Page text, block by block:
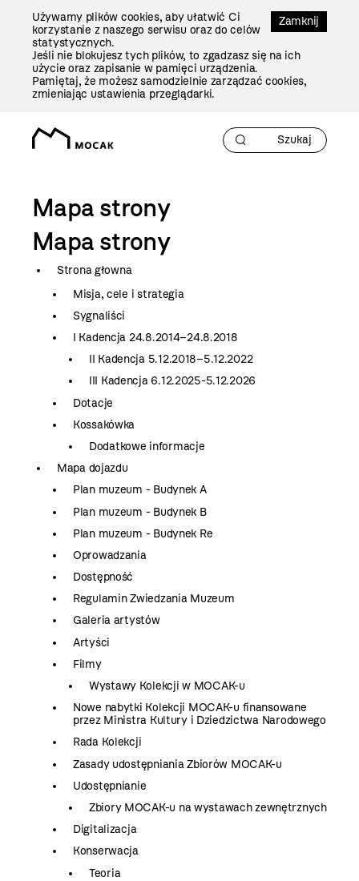
Zamknij
Używamy plików cookies, aby ułatwić Ci
korzystanie z naszego serwisu oraz do celów
statystycznych.
Jeśli nie blokujesz tych plików, to zgadzasz się na ich
użycie oraz zapisanie w pamięci urządzenia.
Pamiętaj, że możesz samodzielnie zarządzać cookies,
zmieniając ustawienia przeglądarki.
Mapa strony
Mapa strony
Strona głowna
Misja, cele i strategia
Sygnaliści
I Kadencja 24.8.2014–24.8.2018
II Kadencja 5.12.2018–5.12.2022
III Kadencja 6.12.2025-5.12.2026
Dotacje
Kossakówka
Dodatkowe informacje
Mapa dojazdu
Plan muzeum - Budynek A
Plan muzeum - Budynek B
Plan muzeum - Budynek Re
Oprowadzania
Dostępność
Regulamin Zwiedzania Muzeum
Galeria artystów
Artyści
Filmy
Wystawy Kolekcji w MOCAK-u
Nowe nabytki Kolekcji MOCAK-u finansowane
przez Ministra Kultury i Dziedzictwa Narodowego
Rada Kolekcji
Zasady udostępniania Zbiorów MOCAK-u
Udostępnianie
Zbiory MOCAK-u na wystawach zewnętrznych
Digitalizacja
Konserwacja
Teoria